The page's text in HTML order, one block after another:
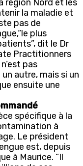
région Nord et les
la maladie et
pas de
plus
dit le Dr
Practitionners
pas
autre, mais si un
ensuite une
spécifique à la
à
Le président
est, depuis
à Maurice. “Il